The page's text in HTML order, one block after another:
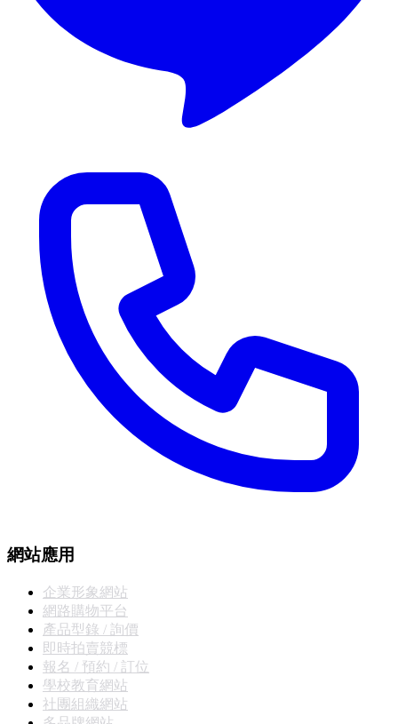
網站應用
企業形象網站
網路購物平台
產品型錄 / 詢價
即時拍賣競標
報名 / 預約 / 訂位
學校教育網站
社團組織網站